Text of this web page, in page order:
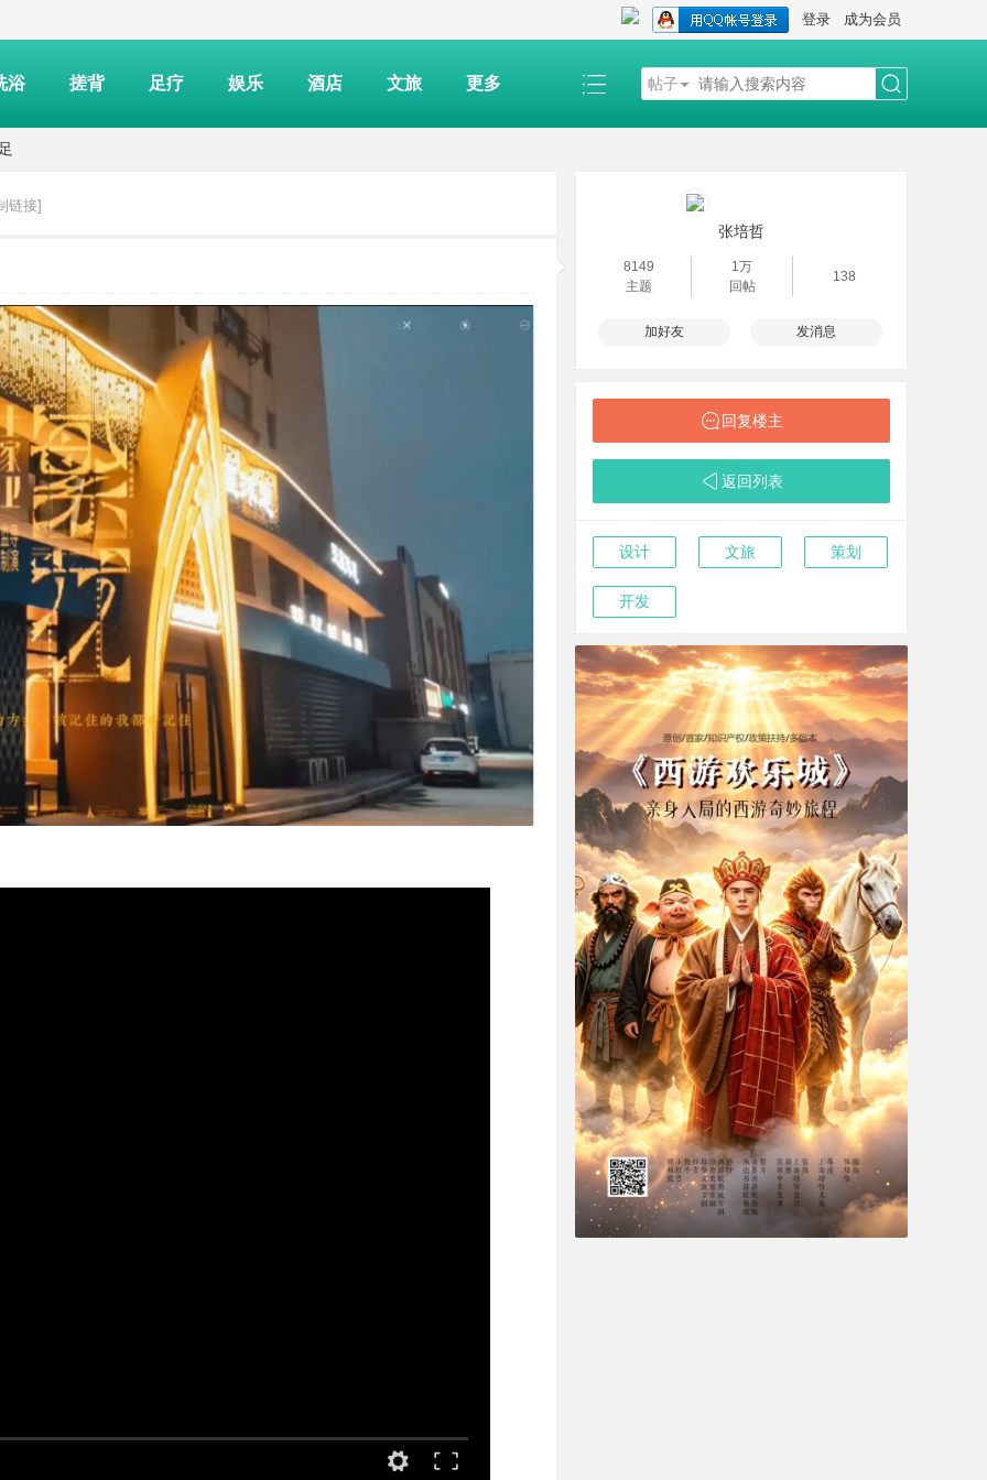
登录 成为会员
浴 搓背 足疗 娱乐 酒店 文旅 更多 帖子
链接]
张培哲
8149
主题
1万
回帖
138
加好友 发消息
回复楼主
返回列表
设计 文旅 策划
开发